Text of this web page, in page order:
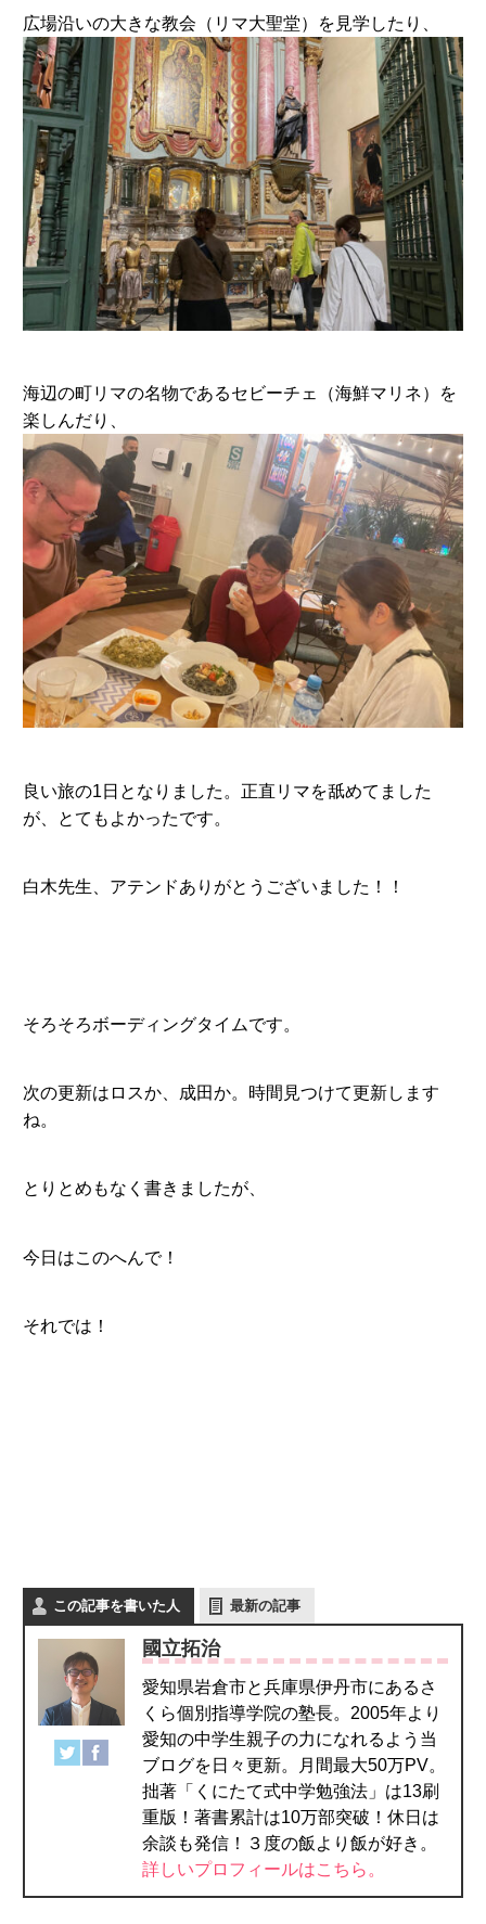
広場沿いの大きな教会（リマ大聖堂）を見学したり、
海辺の町リマの名物であるセビーチェ（海鮮マリネ）を
楽しんだり、
良い旅の1日となりました。正直リマを舐めてました
が、とてもよかったです。
白木先生、アテンドありがとうございました！！
そろそろボーディングタイムです。
次の更新はロスか、成田か。時間見つけて更新します
ね。
とりとめもなく書きましたが、
今日はこのへんで！
それでは！
この記事を書いた人 最新の記事
國立拓治
愛知県岩倉市と兵庫県伊丹市にあるさ
くら個別指導学院の塾長。2005年より
愛知の中学生親子の力になれるよう当
ブログを日々更新。月間最大50万PV。
拙著「くにたて式中学勉強法」は13刷
重版！著書累計は10万部突破！休日は
余談も発信！３度の飯より飯が好き。
詳しいプロフィールはこちら。